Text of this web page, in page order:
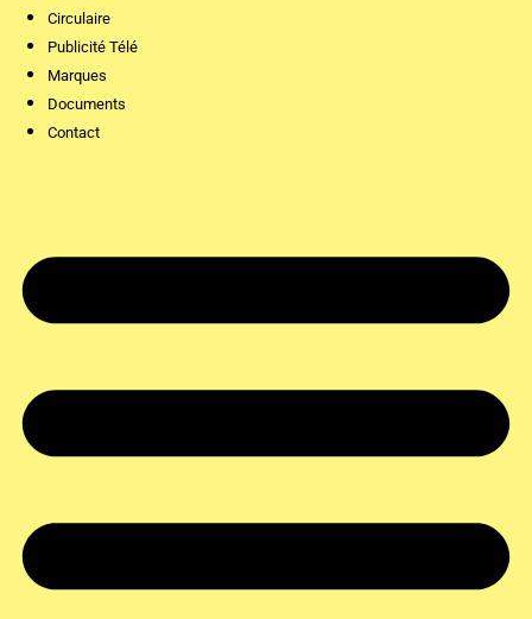
Circulaire
Publicité Télé
Marques
Documents
Contact